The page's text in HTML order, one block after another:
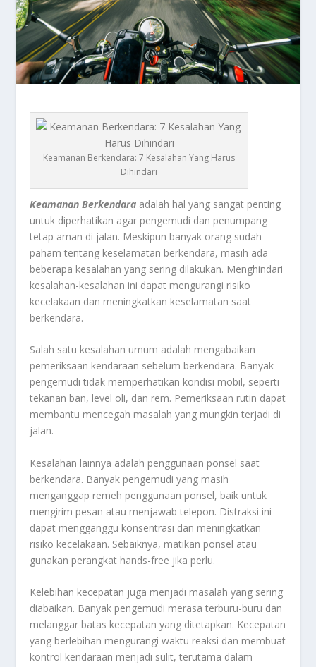
Keamanan Berkendara: 7 Kesalahan Yang Harus
Dihindari
Keamanan Berkendara adalah hal yang sangat penting
untuk diperhatikan agar pengemudi dan penumpang
tetap aman di jalan. Meskipun banyak orang sudah
paham tentang keselamatan berkendara, masih ada
beberapa kesalahan yang sering dilakukan. Menghindari
kesalahan-kesalahan ini dapat mengurangi risiko
kecelakaan dan meningkatkan keselamatan saat
berkendara.
Salah satu kesalahan umum adalah mengabaikan
pemeriksaan kendaraan sebelum berkendara. Banyak
pengemudi tidak memperhatikan kondisi mobil, seperti
tekanan ban, level oli, dan rem. Pemeriksaan rutin dapat
membantu mencegah masalah yang mungkin terjadi di
jalan.
Kesalahan lainnya adalah penggunaan ponsel saat
berkendara. Banyak pengemudi yang masih
menganggap remeh penggunaan ponsel, baik untuk
mengirim pesan atau menjawab telepon. Distraksi ini
dapat mengganggu konsentrasi dan meningkatkan
risiko kecelakaan. Sebaiknya, matikan ponsel atau
gunakan perangkat hands-free jika perlu.
Kelebihan kecepatan juga menjadi masalah yang sering
diabaikan. Banyak pengemudi merasa terburu-buru dan
melanggar batas kecepatan yang ditetapkan. Kecepatan
yang berlebihan mengurangi waktu reaksi dan membuat
kontrol kendaraan menjadi sulit, terutama dalam